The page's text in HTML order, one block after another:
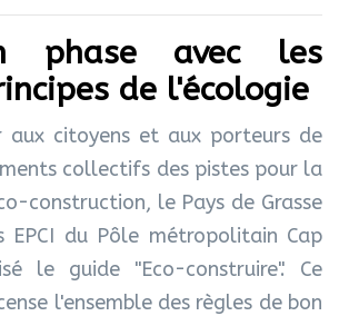
phase avec les
de l'écologie
aux citoyens et aux porteurs de
collectifs des pistes pour la
construction, le Pays de Grasse
du Pôle métropolitain Cap
le guide "Eco-construire". Ce
l'ensemble des règles de bon